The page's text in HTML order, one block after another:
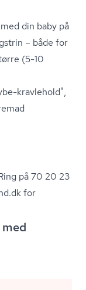
din baby på
– både for
(5-10
kravlehold",
på 70 20 23
for